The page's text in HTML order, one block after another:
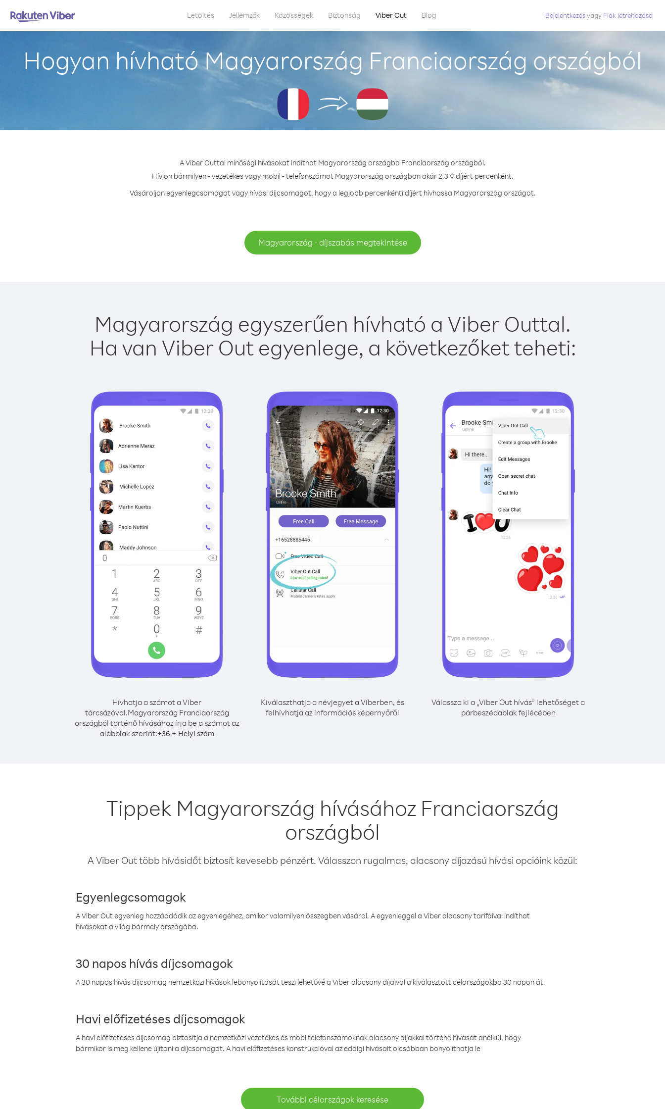
Letöltés Jellemzők Közösségek Biztonság Viber Out Blog Bejelentkezésvagy Fiók létrehozása
Hogyan hívható Magyarország Franciaország országból
A Viber Outtal minőségi hívásokat indíthat Magyarország országba Franciaország országból.
Hívjon bármilyen - vezetékes vagy mobil - telefonszámot Magyarország országban akár 2.3 ¢ díjért percenként.
Vásároljon egyenlegcsomagot vagy hívási díjcsomagot, hogy a legjobb percenkénti díjért hívhassa Magyarország országot.
Magyarország - díjszabás megtekintése
Magyarország egyszerűen hívható a Viber Outtal.
Ha van Viber Out egyenlege, a következőket teheti:
Hívhatja a számot a Viber
tárcsázóval.Magyarország Franciaország
országból történő hívásához írja be a számot az
alábbiak szerint:+36 + Helyi szám
Kiválaszthatja a névjegyet a Viberben, és
felhívhatja az információs képernyőről
Válassza ki a „Viber Out hívás” lehetőséget a
párbeszédablak fejlécében
Tippek Magyarország hívásához Franciaország
országból
A Viber Out több hívásidőt biztosít kevesebb pénzért. Válasszon rugalmas, alacsony díjazású hívási opcióink közül:
Egyenlegcsomagok
A Viber Out egyenleg hozzáadódik az egyenlegéhez, amikor valamilyen összegben vásárol. A egyenleggel a Viber alacsony tarifáival indíthat
hívásokat a világ bármely országába.
30 napos hívás díjcsomagok
A 30 napos hívás díjcsomag nemzetközi hívások lebonyolítását teszi lehetővé a Viber alacsony díjaival a kiválasztott célországokba 30 napon át.
Havi előfizetéses díjcsomagok
A havi előfizetéses díjcsomag biztosítja a nemzetközi vezetékes és mobiltelefonszámoknak alacsony díjakkal történő hívását anélkül, hogy
bármikor is meg kellene újítani a díjcsomagot. A havi előfizetéses konstrukcióval az eddigi hívásait olcsóbban bonyolíthatja le
További célországok keresése